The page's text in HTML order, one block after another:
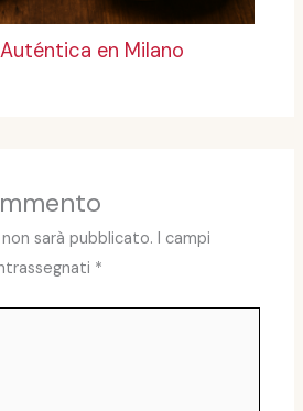
en Milano
sarà pubblicato. I campi
*